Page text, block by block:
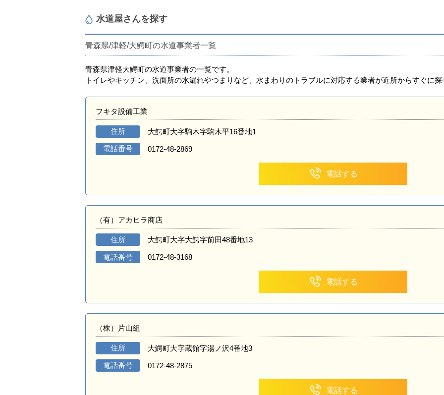
水道屋さんを探す
青森県/津軽/大鰐町の水道事業者一覧
青森県津軽大鰐町の水道事業者の一覧です。
トイレやキッチン、洗面所の水漏れやつまりなど、水まわりのトラブルに対応する業者が近所からすぐに
フキタ設備工業
住所 大鰐町大字駒木字駒木平16番地1
電話番号 0172-48-2869
電話する
（有）アカヒラ商店
住所 大鰐町大字大鰐字前田48番地13
電話番号 0172-48-3168
電話する
（株）片山組
住所 大鰐町大字蔵館字湯ノ沢4番地3
電話番号 0172-48-2875
電話する